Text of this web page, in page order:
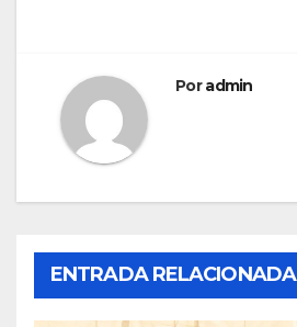
Poradmin
ENTRADA RELACIONADA